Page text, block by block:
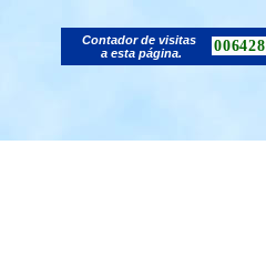
Contador de visitas
a esta página.
006428